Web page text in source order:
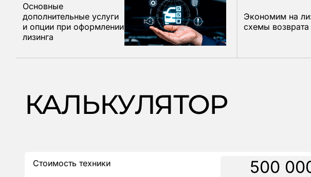
Основные
дополнительные услуги
и опции при оформлении
лизинга
Экономим на
схемы
КАЛЬКУЛЯТОР
Стоимость техники